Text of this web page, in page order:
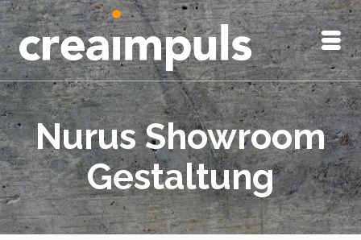
Nurus Showroom
Gestaltung